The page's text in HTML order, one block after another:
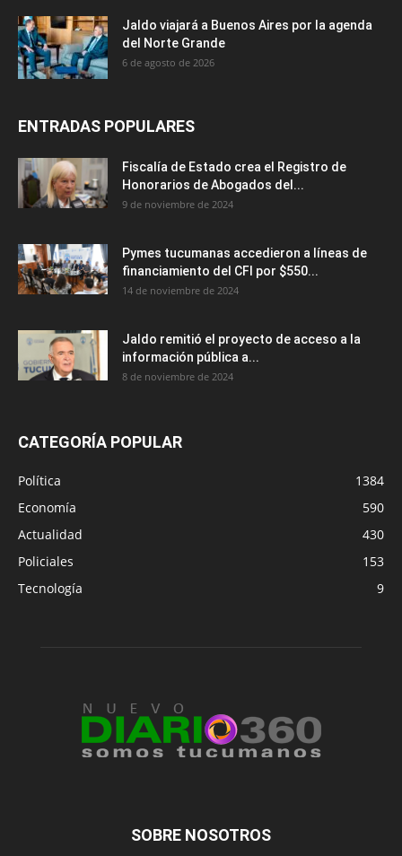
Jaldo viajará a Buenos Aires por la agenda
del Norte Grande
6 de agosto de 2026
ENTRADAS POPULARES
Fiscalía de Estado crea el Registro de
Honorarios de Abogados del...
9 de noviembre de 2024
Pymes tucumanas accedieron a líneas de
financiamiento del CFI por $550...
14 de noviembre de 2024
Jaldo remitió el proyecto de acceso a la
información pública a...
8 de noviembre de 2024
CATEGORÍA POPULAR
Política
1384
Economía
590
Actualidad
430
Policiales
153
Tecnología
9
SOBRE NOSOTROS